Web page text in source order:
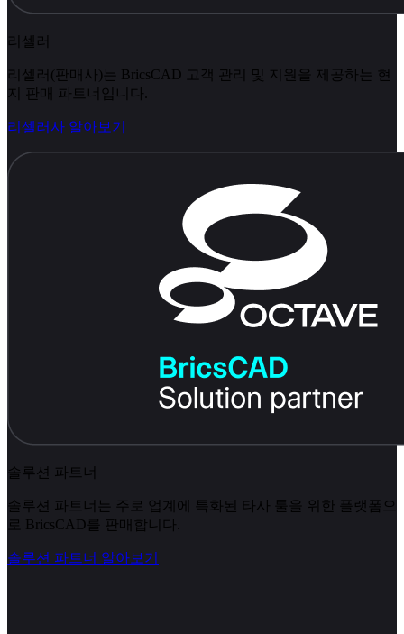
리셀러
리셀러(판매사)는 BricsCAD 고객 관리 및 지원을 제공하는 현
지 판매 파트너입니다.
리셀러사 알아보기
솔루션 파트너
솔루션 파트너는 주로 업계에 특화된 타사 툴을 위한 플랫폼으
로 BricsCAD를 판매합니다.
솔루션 파트너 알아보기